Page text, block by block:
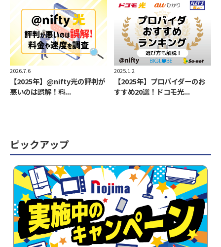
2026.7.6
【2025年】@nifty光の評判が
悪いのは誤解！料...
2025.1.2
【2025年】プロバイダーのお
すすめ20選！ドコモ光...
ピックアップ